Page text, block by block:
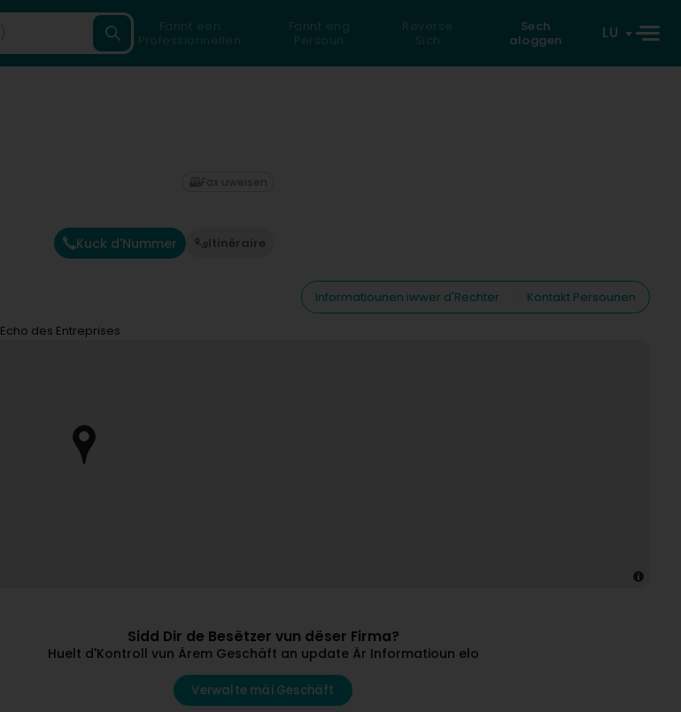
Fannt een
Professionnellen
Fannt eng
Persoun
Reverse
Sich
Sech
aloggen
LU
Kuck d'Nummer Itinéraire
Fax uweisen
Informatiounen iwwer d'Rechter
Kontakt Persounen
Echo des Entreprises
Sidd Dir de Besëtzer vun dëser Firma?
Huelt d'Kontroll vun Ärem Geschäft an update Är Informatioun elo
Verwalte mäi Geschäft